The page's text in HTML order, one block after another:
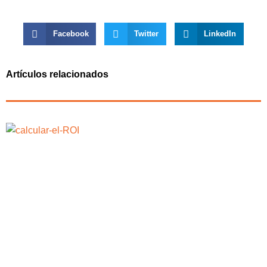
Facebook Twitter LinkedIn
Artículos relacionados